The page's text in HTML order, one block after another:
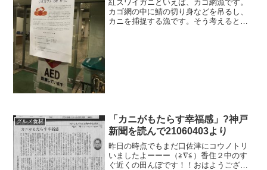
紅ズワイガニといえば、カゴ網漁です。
カゴ網の中に鯖の切り身などを吊るし、
カニを捕捉する漁です。そう考えると、
グルメ食材
「カニがもたらす幸福感」?神戸
新聞を読んで21060403より
昨日の時点でもまだ口佐津にコウノトリ
いましたよーーー（≧∇≦）香住２中のす
ぐ近くの田んぼです！！おはようござい